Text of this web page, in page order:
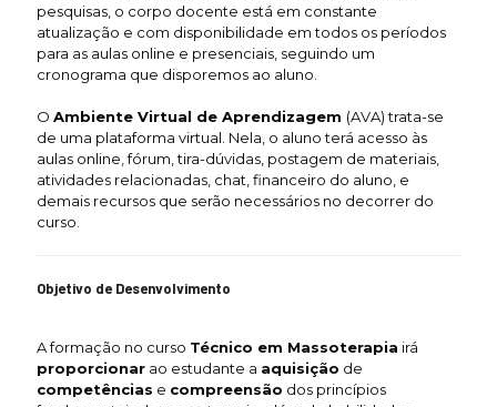
pesquisas, o corpo docente está em constante
atualização e com disponibilidade em todos os períodos
para as aulas online e presenciais, seguindo um
cronograma que disporemos ao aluno.
O Ambiente Virtual de Aprendizagem (AVA) trata-se
de uma plataforma virtual. Nela, o aluno terá acesso às
aulas online, fórum, tira-dúvidas, postagem de materiais,
atividades relacionadas, chat, financeiro do aluno, e
demais recursos que serão necessários no decorrer do
curso.
Objetivo de Desenvolvimento
A formação no curso Técnico em Massoterapia irá
proporcionar ao estudante a aquisição de
competências e compreensão dos princípios